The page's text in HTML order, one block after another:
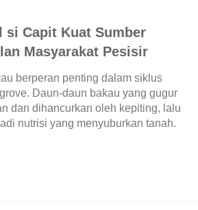
si Capit Kuat Sumber
Masyarakat Pesisir
berperan penting dalam siklus
Daun-daun bakau yang gugur
dan dihancurkan oleh kepiting, lalu
nutrisi yang menyuburkan tanah.